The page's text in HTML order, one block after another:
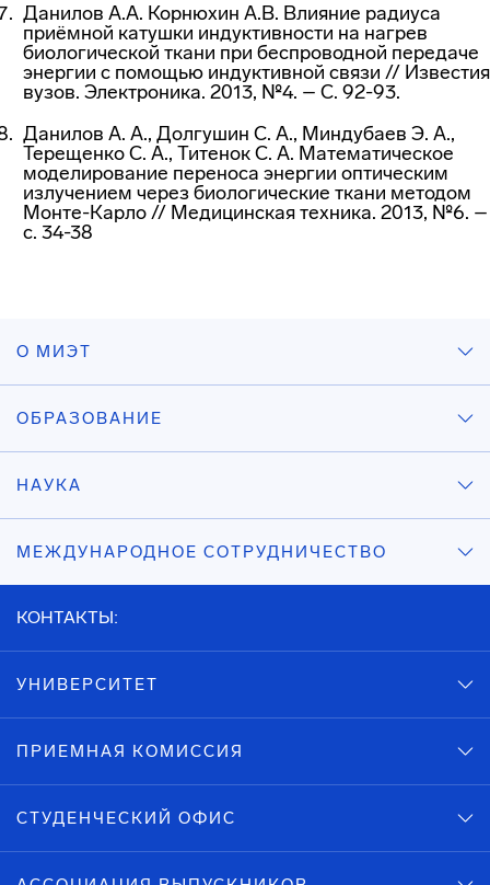
Данилов А.А. Корнюхин А.В. Влияние радиуса
приёмной катушки индуктивности на нагрев
биологической ткани при беспроводной передаче
энергии с помощью индуктивной связи // Известия
вузов. Электроника. 2013, №4. – С. 92-93.
Данилов А. А., Долгушин С. А., Миндубаев Э. А.,
Терещенко С. А., Титенок С. А. Математическое
моделирование переноса энергии оптическим
излучением через биологические ткани методом
Монте-Карло // Медицинская техника. 2013, №6. –
с. 34-38
О МИЭТ
ОБРАЗОВАНИЕ
НАУКА
МЕЖДУНАРОДНОЕ СОТРУДНИЧЕСТВО
КОНТАКТЫ:
УНИВЕРСИТЕТ
ПРИЕМНАЯ КОМИССИЯ
СТУДЕНЧЕСКИЙ ОФИС